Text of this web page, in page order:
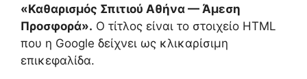
«Καθαρισμός Σπιτιού Αθήνα — Άμεση
Προσφορά». Ο τίτλος είναι το στοιχείο HTML
που η Google δείχνει ως κλικαρίσιμη
επικεφαλίδα.